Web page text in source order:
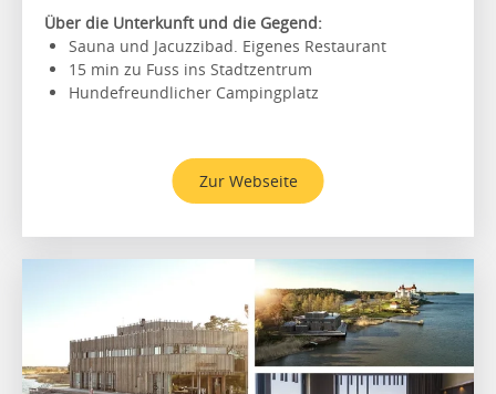
Über die Unterkunft und die Gegend:
Sauna und Jacuzzibad. Eigenes Restaurant
15 min zu Fuss ins Stadtzentrum
Hundefreundlicher Campingplatz
Zur Webseite